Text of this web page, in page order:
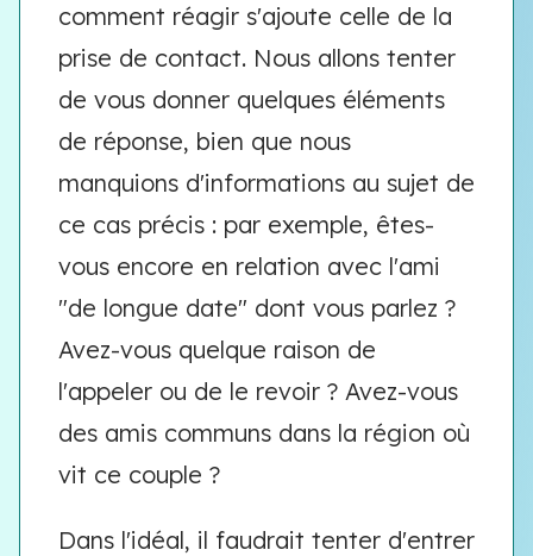
comment réagir s'ajoute celle de la
prise de contact. Nous allons tenter
de vous donner quelques éléments
de réponse, bien que nous
manquions d'informations au sujet de
ce cas précis : par exemple, êtes-
vous encore en relation avec l'ami
"de longue date" dont vous parlez ?
Avez-vous quelque raison de
l'appeler ou de le revoir ? Avez-vous
des amis communs dans la région où
vit ce couple ?
Dans l'idéal, il faudrait tenter d'entrer